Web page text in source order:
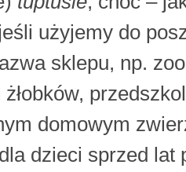
użyjemy do
sklepu, np.
domowym
dzieci sprzed lat